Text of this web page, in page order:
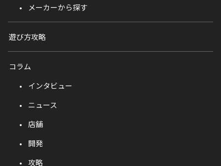
メーカーから探す
遊び方攻略
コラム
インタビュー
ニュース
店舗
開発
攻略